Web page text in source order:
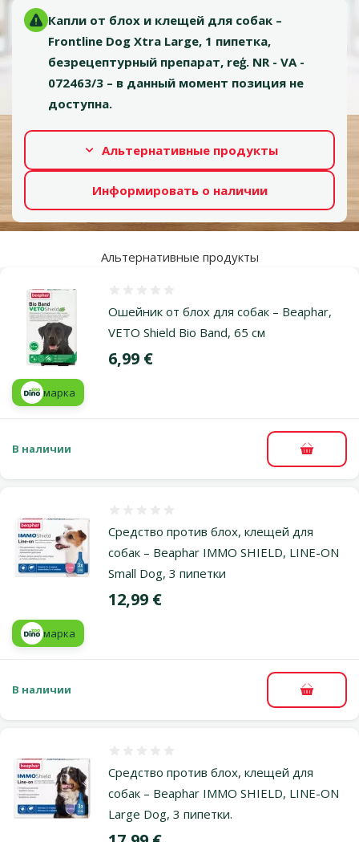
Капли от блох и клещей для собак –
Frontline Dog Xtra Large, 1 пипетка,
безрецептурный препарат, reģ. NR - VA -
072463/3 – в данный момент позиция не
доступна.
Альтернативные продукты
Информировать о наличии
Альтернативные продукты
Ошейник от блох для собак – Beaphar,
VETO Shield Bio Band, 65 см
Цена
6,99 €
марка
В наличии В
Средство против блох, клещей для
собак – Beaphar IMMO SHIELD, LINE-ON
Small Dog, 3 пипетки
Цена
12,99 €
марка
В наличии В
Средство против блох, клещей для
собак – Beaphar IMMO SHIELD, LINE-ON
Large Dog, 3 пипетки.